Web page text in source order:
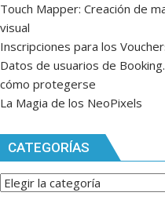
Touch Mapper: Creación de
visual
Inscripciones para los
Datos de usuarios de
cómo protegerse
La Magia de los NeoPixels
CATEGORÍAS
Categorías